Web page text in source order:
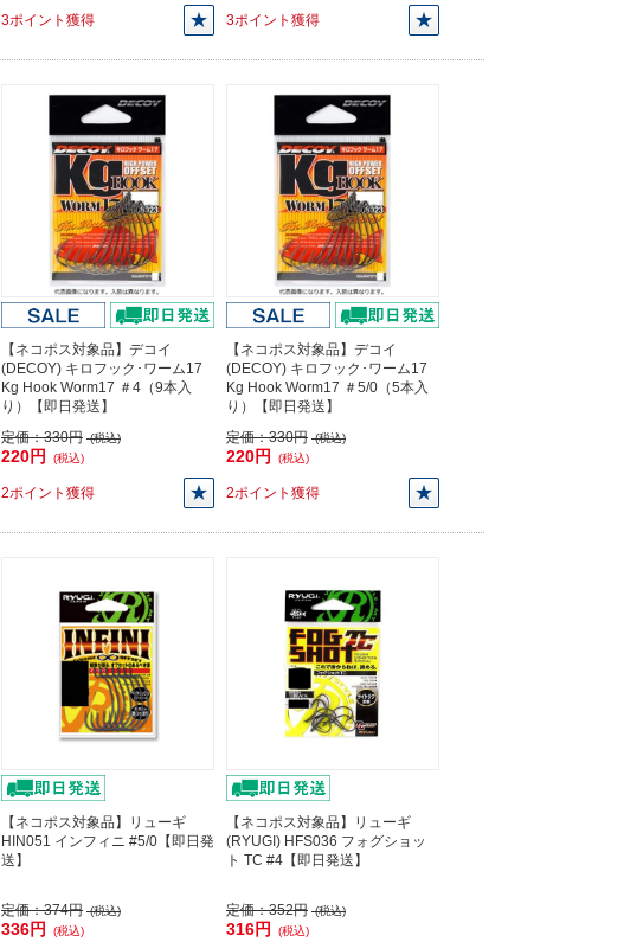
3ポイント獲得 3ポイント獲得
【ネコポス対象品】デコイ
(DECOY) キロフック･ワーム17
Kg Hook Worm17 ＃4（9本入
り）【即日発送】
定価：330円 (税込)
220円 (税込)
2ポイント獲得
【ネコポス対象品】デコイ
(DECOY) キロフック･ワーム17
Kg Hook Worm17 ＃5/0（5本入
り）【即日発送】
定価：330円 (税込)
220円 (税込)
2ポイント獲得
【ネコポス対象品】リューギ
HIN051 インフィニ #5/0【即日発
送】
定価：374円 (税込)
336円 (税込)
【ネコポス対象品】リューギ
(RYUGI) HFS036 フォグショッ
ト TC #4【即日発送】
定価：352円 (税込)
316円 (税込)